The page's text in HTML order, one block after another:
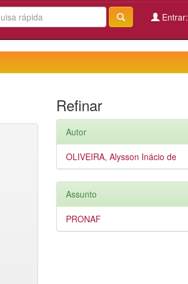
Entrar:
Refinar
Autor
OLIVEIRA, Alysson Inácio de
Assunto
PRONAF